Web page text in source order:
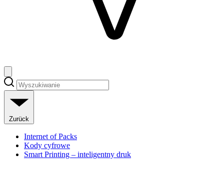
Zurück
Internet of Packs
Kody cyfrowe
Smart Printing – inteligentny druk